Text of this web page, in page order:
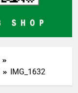
IMG_1632